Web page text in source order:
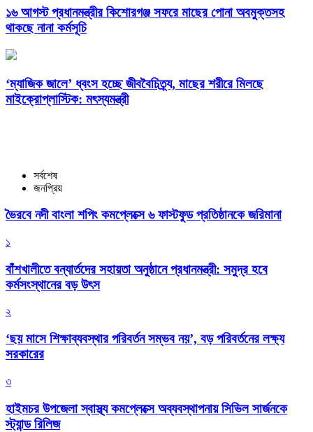
১৬ আগস্ট প্রধানমন্ত্রীর কিশোরগঞ্জ সফরে মাছের পোনা অবমুক্তসহ
থাকছে নানা কর্মসূচি
‘ম্যাজিক জালে’ ধ্বংস হচ্ছে জীববৈচিত্র্য, মাছের শরীরে মিলছে
মাইক্রোপ্লাস্টিক: মৎস্যমন্ত্রী
সর্বশেষ
জনপ্রিয়
ভৈরবে নদী বাংলা শপিং কমপ্লেক্সে ৬ ফাস্টফুড প্রতিষ্ঠানকে জরিমানা
১
বাঁশখালীতে বন্যার্তদের সহায়তা অনুষ্ঠানে প্রধানমন্ত্রী: সমুদ্র হবে
কর্মসংস্থানের বড় উৎস
২
‘ছয় মাসে শিক্ষাব্যবস্থার পরিবর্তন সম্ভব নয়’, বড় পরিবর্তনের লক্ষ্য
সরকারের
৩
হাইমচর উপজেলা স্বাস্থ্য কমপ্লেক্সে অব্যবস্থাপনায় সিভিল সার্জনকে
স্ট্যান্ড রিলিজ